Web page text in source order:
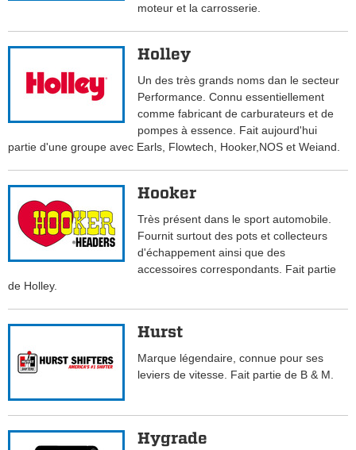
moteur et la carrosserie.
Holley
Un des très grands noms dan le secteur
Performance. Connu essentiellement
comme fabricant de carburateurs et de
pompes à essence. Fait aujourd'hui
partie d'une groupe avec Earls, Flowtech, Hooker,NOS et Weiand.
Hooker
Très présent dans le sport automobile.
Fournit surtout des pots et collecteurs
d'échappement ainsi que des
accessoires correspondants. Fait partie
de Holley.
Hurst
Marque légendaire, connue pour ses
leviers de vitesse. Fait partie de B & M.
Hygrade